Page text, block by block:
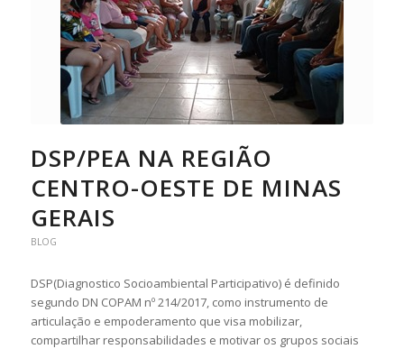
DSP/PEA NA REGIÃO
CENTRO-OESTE DE MINAS
GERAIS
BLOG
DSP(Diagnostico Socioambiental Participativo) é definido
segundo DN COPAM nº 214/2017, como instrumento de
articulação e empoderamento que visa mobilizar,
compartilhar responsabilidades e motivar os grupos sociais